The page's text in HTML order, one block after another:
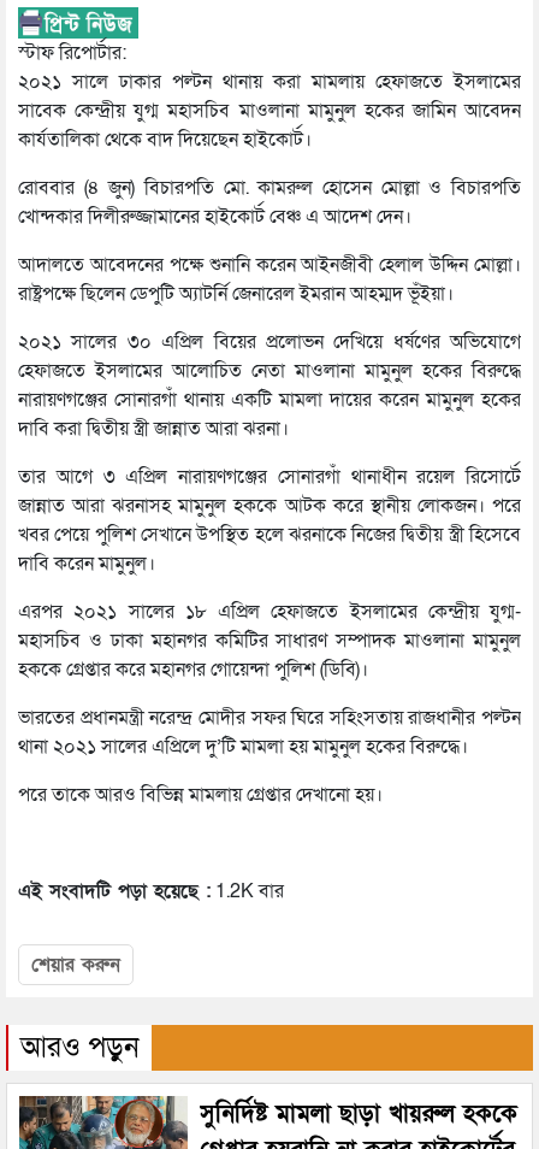
স্টাফ রিপোর্টার:
২০২১ সালে ঢাকার পল্টন থানায় করা মামলায় হেফাজতে ইসলামের
সাবেক কেন্দ্রীয় যুগ্ম মহাসচিব মাওলানা মামুনুল হকের জামিন আবেদন
কার্যতালিকা থেকে বাদ দিয়েছেন হাইকোর্ট।
রোববার (৪ জুন) বিচারপতি মো. কামরুল হোসেন মোল্লা ও বিচারপতি
খোন্দকার দিলীরুজ্জামানের হাইকোর্ট বেঞ্চ এ আদেশ দেন।
আদালতে আবেদনের পক্ষে শুনানি করেন আইনজীবী হেলাল উদ্দিন মোল্লা।
রাষ্ট্রপক্ষে ছিলেন ডেপুটি অ্যাটর্নি জেনারেল ইমরান আহম্মদ ভূঁইয়া।
২০২১ সালের ৩০ এপ্রিল বিয়ের প্রলোভন দেখিয়ে ধর্ষণের অভিযোগে
হেফাজতে ইসলামের আলোচিত নেতা মাওলানা মামুনুল হকের বিরুদ্ধে
নারায়ণগঞ্জের সোনারগাঁ থানায় একটি মামলা দায়ের করেন মামুনুল হকের
দাবি করা দ্বিতীয় স্ত্রী জান্নাত আরা ঝরনা।
তার আগে ৩ এপ্রিল নারায়ণগঞ্জের সোনারগাঁ থানাধীন রয়েল রিসোর্টে
জান্নাত আরা ঝরনাসহ মামুনুল হককে আটক করে স্থানীয় লোকজন। পরে
খবর পেয়ে পুলিশ সেখানে উপস্থিত হলে ঝরনাকে নিজের দ্বিতীয় স্ত্রী হিসেবে
দাবি করেন মামুনুল।
এরপর ২০২১ সালের ১৮ এপ্রিল হেফাজতে ইসলামের কেন্দ্রীয় যুগ্ম-
মহাসচিব ও ঢাকা মহানগর কমিটির সাধারণ সম্পাদক মাওলানা মামুনুল
হককে গ্রেপ্তার করে মহানগর গোয়েন্দা পুলিশ (ডিবি)।
ভারতের প্রধানমন্ত্রী নরেন্দ্র মোদীর সফর ঘিরে সহিংসতায় রাজধানীর পল্টন
থানা ২০২১ সালের এপ্রিলে দু’টি মামলা হয় মামুনুল হকের বিরুদ্ধে।
পরে তাকে আরও বিভিন্ন মামলায় গ্রেপ্তার দেখানো হয়।
এই সংবাদটি পড়া হয়েছে : 1.2K বার
শেয়ার করুন
আরও পড়ুন
সুনির্দিষ্ট মামলা ছাড়া খায়রুল হককে